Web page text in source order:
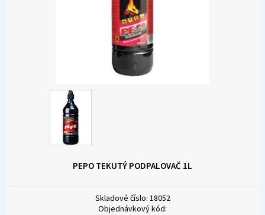
PEPO TEKUTÝ PODPALOVAČ 1L
Skladové číslo: 18052
Objednávkový kód: